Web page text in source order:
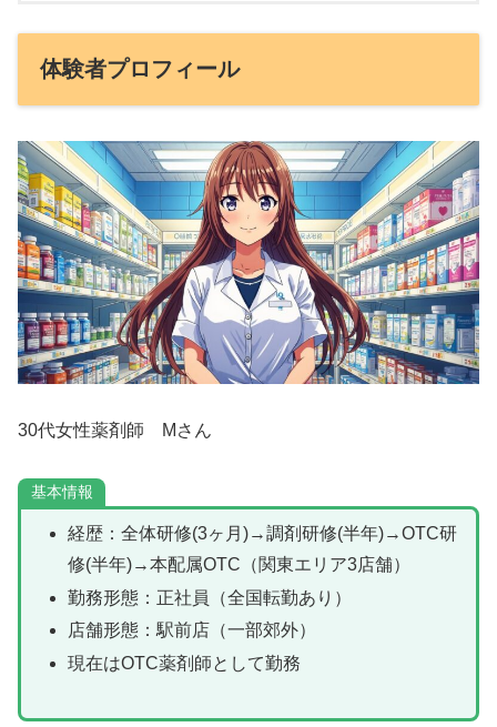
体験者プロフィール
30代女性薬剤師 Mさん
基本情報
経歴：全体研修(3ヶ月)→調剤研修(半年)→OTC研
修(半年)→本配属OTC（関東エリア3店舗）
勤務形態：正社員（全国転勤あり）
店舗形態：駅前店（一部郊外）
現在はOTC薬剤師として勤務